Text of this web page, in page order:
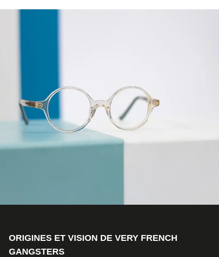
ORIGINES ET VISION DE VERY FRENCH
GANGSTERS